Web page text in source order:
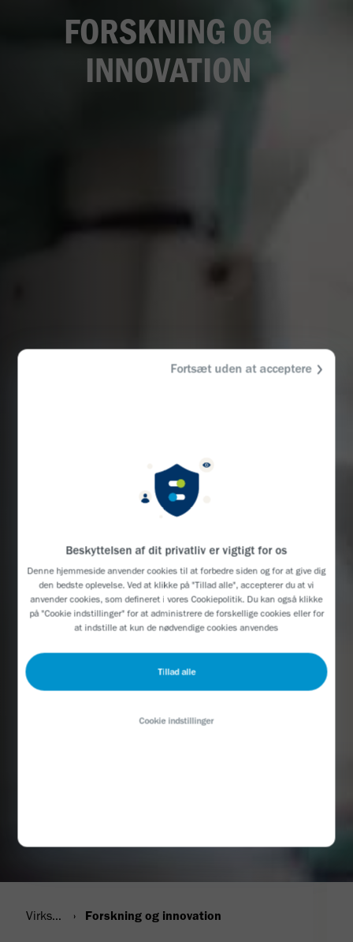
Beskyttelsen af dit privatliv er vigtigt for os
Denne hjemmeside anvender cookies til at forbedre siden og for at give dig
den bedste oplevelse. Ved at klikke på "Tillad alle", accepterer du at vi
anvender cookies, som defineret i vores Cookiepolitik. Du kan også klikke
på "Cookie indstillinger" for at administrere de forskellige cookies eller for
at indstille at kun de nødvendige cookies anvendes
Tillad alle
Cookie indstillinger
Fortsæt uden at acceptere
FORSKNING OG
INNOVATION
Virksomhed Forskning og innovation